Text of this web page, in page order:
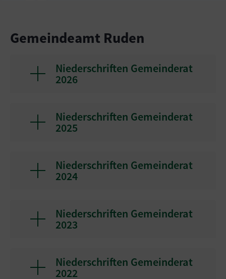
Gemeindeamt Ruden
Niederschriften Gemeinderat
2026
Niederschriften Gemeinderat
2025
Niederschriften Gemeinderat
2024
Niederschriften Gemeinderat
2023
Niederschriften Gemeinderat
2022